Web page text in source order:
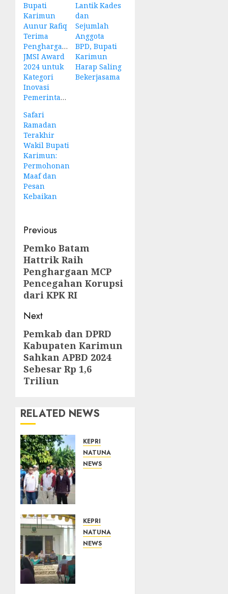
Bupati
Karimun
Aunur Rafiq
Terima
Penghargaan
JMSI Award
2024 untuk
Kategori
Inovasi
Pemerintahan
Lantik Kades
dan
Sejumlah
Anggota
BPD, Bupati
Karimun
Harap Saling
Bekerjasama
Safari
Ramadan
Terakhir
Wakil Bupati
Karimun:
Permohonan
Maaf dan
Pesan
Kebaikan
Post
navigation
Previous
Previous
post:
Pemko Batam
Hattrik Raih
Penghargaan MCP
Pencegahan Korupsi
dari KPK RI
Next
Next
post:
Pemkab dan DPRD
Kabupaten Karimun
Sahkan APBD 2024
Sebesar Rp 1,6
Triliun
RELATED NEWS
KEPRI
NATUNA
NEWS
Selading,
Marzuki
Ajak
KEPRI
NATUNA
NEWS